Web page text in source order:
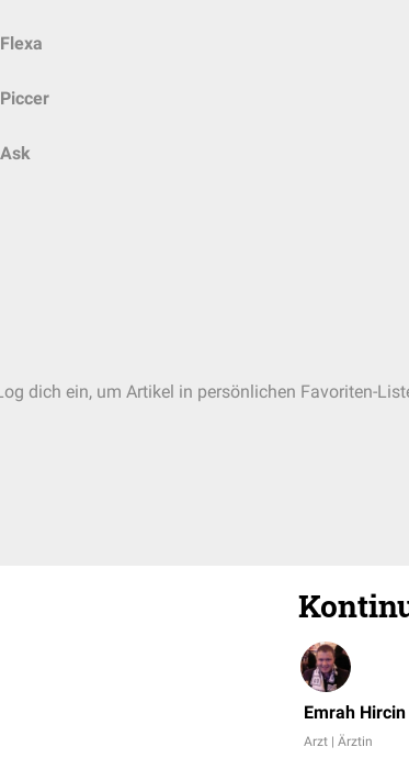
Flexa
Piccer
Ask
dich ein, um Artikel in persönlichen Favoriten-
Emrah Hircin
Arzt | Ärztin